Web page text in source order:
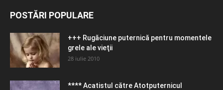
POSTĂRI POPULARE
+++ Rugăciune puternică pentru momentele
grele ale vieţii
28 iulie 2010
**** Acatistul către Atotputernicul